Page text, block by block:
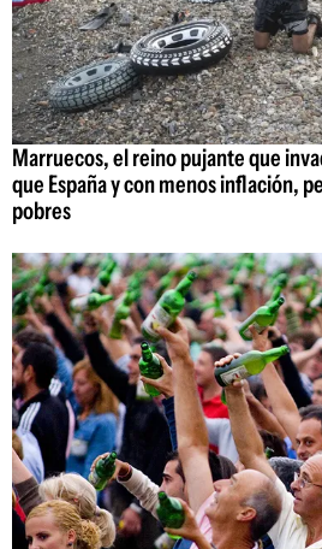
Marruecos, el reino pujante que
que España y con menos inflación,
pobres